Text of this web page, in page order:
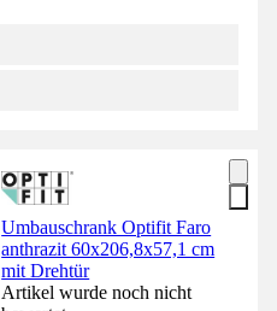
Umbauschrank Optifit Faro
anthrazit 60x206,8x57,1 cm
mit Drehtür
Artikel wurde noch nicht